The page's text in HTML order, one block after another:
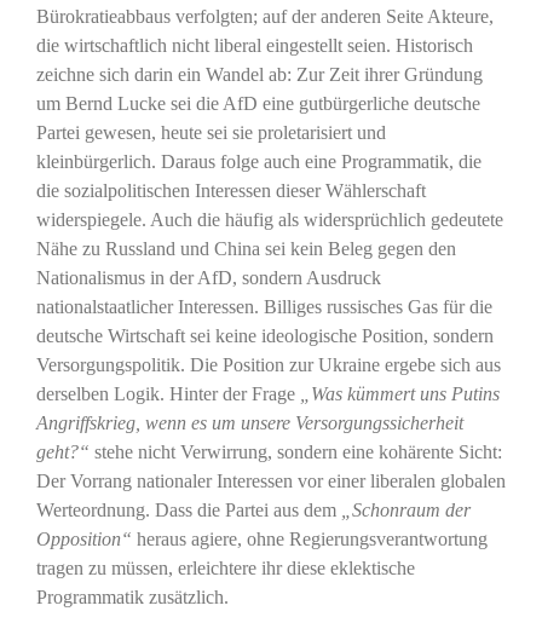
Bürokratieabbaus verfolgten; auf der anderen Seite Akteure,
die wirtschaftlich nicht liberal eingestellt seien. Historisch
zeichne sich darin ein Wandel ab: Zur Zeit ihrer Gründung
um Bernd Lucke sei die AfD eine gutbürgerliche deutsche
Partei gewesen, heute sei sie proletarisiert und
kleinbürgerlich. Daraus folge auch eine Programmatik, die
die sozialpolitischen Interessen dieser Wählerschaft
widerspiegele. Auch die häufig als widersprüchlich gedeutete
Nähe zu Russland und China sei kein Beleg gegen den
Nationalismus in der AfD, sondern Ausdruck
nationalstaatlicher Interessen. Billiges russisches Gas für die
deutsche Wirtschaft sei keine ideologische Position, sondern
Versorgungspolitik. Die Position zur Ukraine ergebe sich aus
derselben Logik. Hinter der Frage
„Was kümmert uns Putins
Angriffskrieg, wenn es um unsere Versorgungssicherheit
geht?“ stehe nicht Verwirrung, sondern eine kohärente Sicht:
Der Vorrang nationaler Interessen vor einer liberalen globalen
Werteordnung. Dass die Partei aus dem
„Schonraum der
Opposition“ heraus agiere, ohne Regierungsverantwortung
tragen zu müssen, erleichtere ihr diese eklektische
Programmatik zusätzlich.